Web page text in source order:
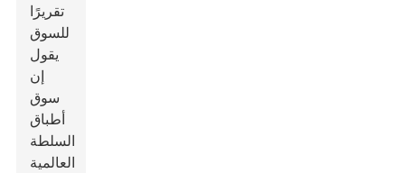
تقريرًا
للسوق
يقول
إن
سوق
أطباق
السلطة
العالمية